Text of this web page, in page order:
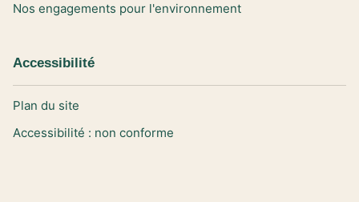
Nos engagements pour l'environnement
Accessibilité
Plan du site
Accessibilité : non conforme